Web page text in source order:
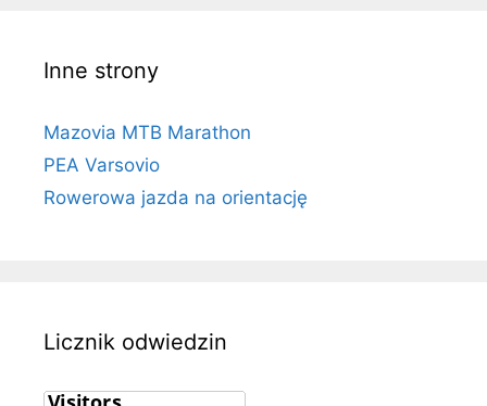
Inne strony
Mazovia MTB Marathon
PEA Varsovio
Rowerowa jazda na orientację
Licznik odwiedzin